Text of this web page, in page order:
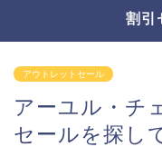
割引
アウトレットセール
アーユル・チ
セールを探し